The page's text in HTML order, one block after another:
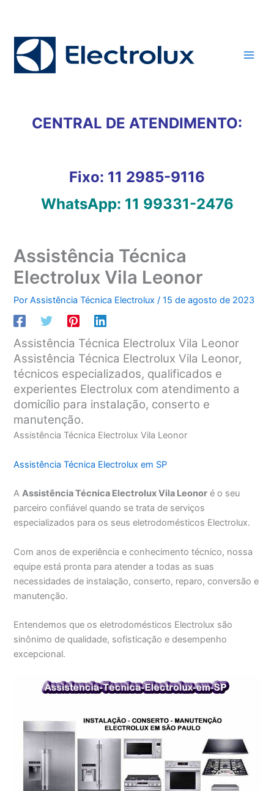
conteúdo
CENTRAL DE ATENDIMENTO:
Fixo: 11 2985-9116
WhatsApp: 11 99331-2476
Assistência Técnica
Electrolux Vila Leonor
PorAssistência Técnica Electrolux/15 de agosto de 2023
Assistência Técnica Electrolux Vila Leonor
Assistência Técnica Electrolux Vila Leonor,
técnicos especializados, qualificados e
experientes Electrolux com atendimento a
domicílio para instalação, conserto e
manutenção.
Assistência Técnica Electrolux Vila Leonor
Assistência Técnica Electrolux em SP
AAssistência Técnica Electrolux Vila Leonor é o seu
parceiro confiável quando se trata de serviços
especializados para os seus eletrodomésticos Electrolux.
Com anos de experiência e conhecimento técnico, nossa
equipe está pronta para atender a todas as suas
necessidades de instalação, conserto, reparo, conversão e
manutenção.
Entendemos que os eletrodomésticos Electrolux são
sinônimo de qualidade, sofisticação e desempenho
excepcional.